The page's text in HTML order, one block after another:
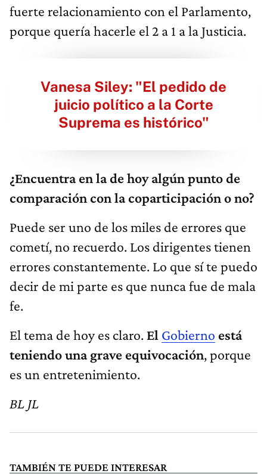
fuerte relacionamiento con el Parlamento,
porque quería hacerle el 2 a 1 a la Justicia.
Vanesa Siley: "El pedido de
juicio político a la Corte
Suprema es histórico"
¿Encuentra en la de hoy algún punto de
comparación con la coparticipación o no?
Puede ser uno de los miles de errores que
cometí, no recuerdo. Los dirigentes tienen
errores constantemente. Lo que sí te puedo
decir de mi parte es que nunca fue de mala
fe.
El tema de hoy es claro. El Gobierno está
teniendo una grave equivocación, porque
es un entretenimiento.
BL JL
TAMBIÉN TE PUEDE INTERESAR